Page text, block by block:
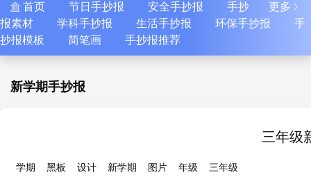
更多 
 首页 节日手抄报 安全手抄报
手抄
报素材
学科手抄报 生活手抄报 环保手抄报
手
抄报模板
简笔画 手抄报推荐
新学期手抄报
三年级
学期 黑板 设计 新学期 图片 年级 三年级